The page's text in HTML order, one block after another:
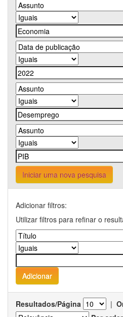
Iniciar uma nova pesquisa
Adicionar filtros:
Utilizar filtros para refinar o
Resultados/Página |